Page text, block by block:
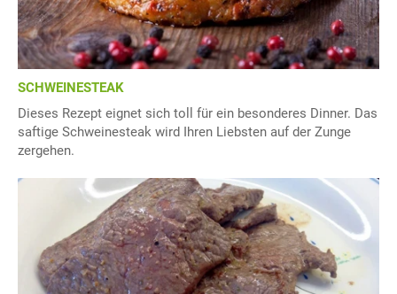
SCHWEINESTEAK
Dieses Rezept eignet sich toll für ein besonderes Dinner. Das
saftige Schweinesteak wird Ihren Liebsten auf der Zunge
zergehen.